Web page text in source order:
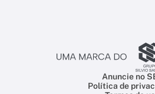
Anuncie no
Política de